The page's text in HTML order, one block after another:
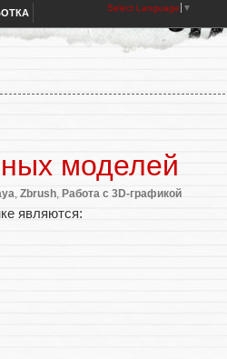
Select Language ▼
моделей
Zbrush Работа с 3D-графикой
являются: